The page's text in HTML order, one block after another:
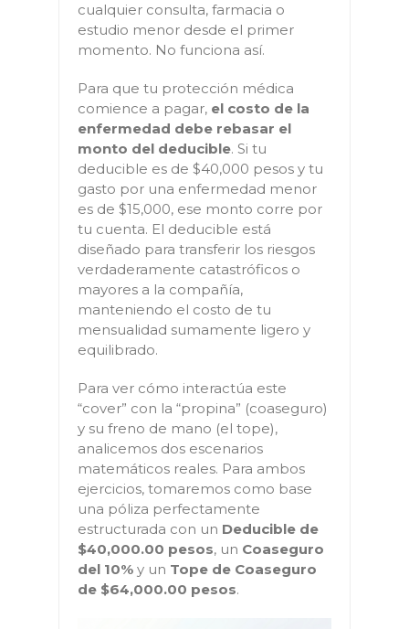
cualquier consulta, farmacia o
estudio menor desde el primer
momento. No funciona así.
Para que tu protección médica
comience a pagar, el costo de la
enfermedad debe rebasar el
monto del deducible. Si tu
deducible es de $40,000 pesos y tu
gasto por una enfermedad menor
es de $15,000, ese monto corre por
tu cuenta. El deducible está
diseñado para transferir los riesgos
verdaderamente catastróficos o
mayores a la compañía,
manteniendo el costo de tu
mensualidad sumamente ligero y
equilibrado.
Para ver cómo interactúa este
“cover” con la “propina” (coaseguro)
y su freno de mano (el tope),
analicemos dos escenarios
matemáticos reales. Para ambos
ejercicios, tomaremos como base
una póliza perfectamente
estructurada con un Deducible de
$40,000.00 pesos, un Coaseguro
del 10% y un Tope de Coaseguro
de $64,000.00 pesos.